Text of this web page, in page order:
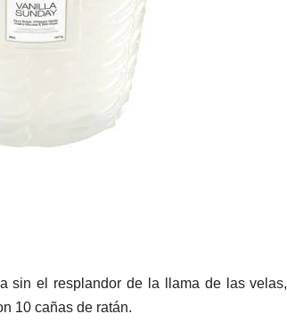
sin el resplandor de la llama de las velas,
10 cañas de ratán.